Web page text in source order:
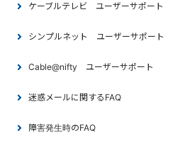
ケーブルテレビ ユーザーサポート
シンプルネット ユーザーサポート
Cable@nifty ユーザーサポート
迷惑メールに関するFAQ
障害発生時のFAQ